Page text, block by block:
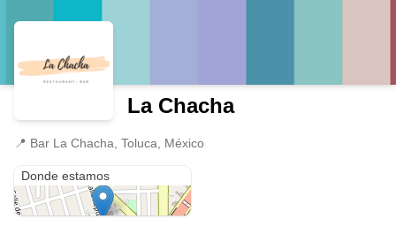
La Chacha
📍 Bar La Chacha, Toluca, México
Donde estamos